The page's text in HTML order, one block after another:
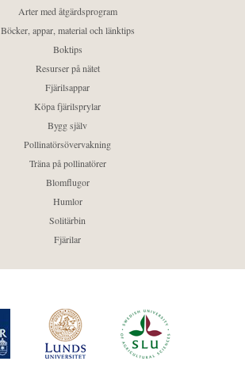
Arter med åtgärdsprogram
Böcker, appar, material och länktips
Boktips
Resurser på nätet
Fjärilsappar
Köpa fjärilsprylar
Bygg själv
Pollinatörsövervakning
Träna på pollinatörer
Blomflugor
Humlor
Solitärbin
Fjärilar